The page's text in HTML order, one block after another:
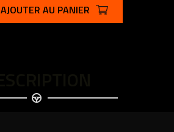
AJOUTER AU PANIER